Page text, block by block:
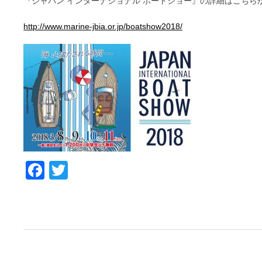
http://www.marine-jbia.or.jp/boatshow2018/
Facebook